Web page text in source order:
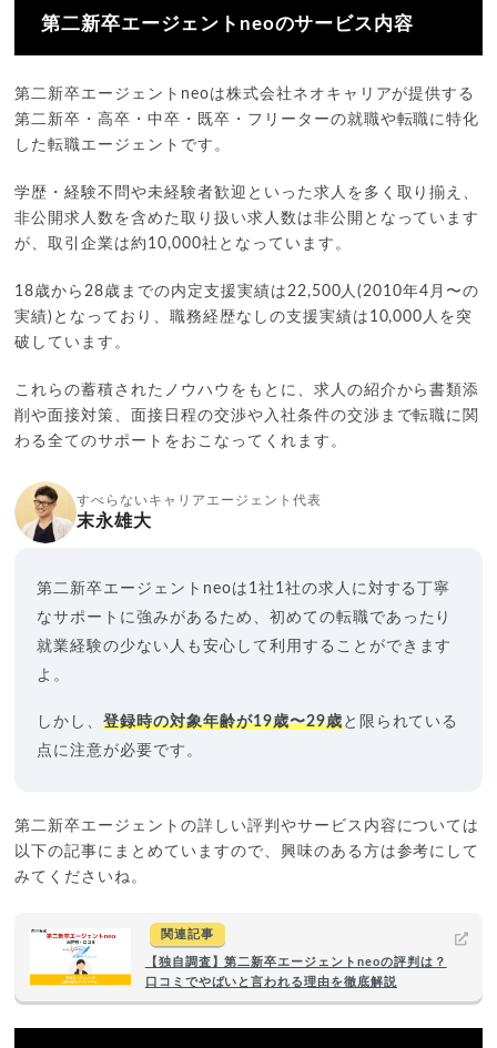
第二新卒エージェントneoのサービス内容
第二新卒エージェントneoは株式会社ネオキャリアが提供する
第二新卒・高卒・中卒・既卒・フリーターの就職や転職に特化
した転職エージェントです。
学歴・経験不問や未経験者歓迎といった求人を多く取り揃え、
非公開求人数を含めた取り扱い求人数は非公開となっています
が、取引企業は約10,000社となっています。
18歳から28歳までの内定支援実績は22,500人(2010年4月〜の
実績)となっており、職務経歴なしの支援実績は10,000人を突
破しています。
これらの蓄積されたノウハウをもとに、求人の紹介から書類添
削や面接対策、面接日程の交渉や入社条件の交渉まで転職に関
わる全てのサポートをおこなってくれます。
すべらないキャリアエージェント代表
末永雄大
第二新卒エージェントneoは1社1社の求人に対する丁寧
なサポートに強みがあるため、初めての転職であったり
就業経験の少ない人も安心して利用することができます
よ。
しかし、登録時の対象年齢が19歳〜29歳と限られている
点に注意が必要です。
第二新卒エージェントの詳しい評判やサービス内容については
以下の記事にまとめていますので、興味のある方は参考にして
みてくださいね。
関連記事
【独自調査】第二新卒エージェントneoの評判は？
口コミでやばいと言われる理由を徹底解説